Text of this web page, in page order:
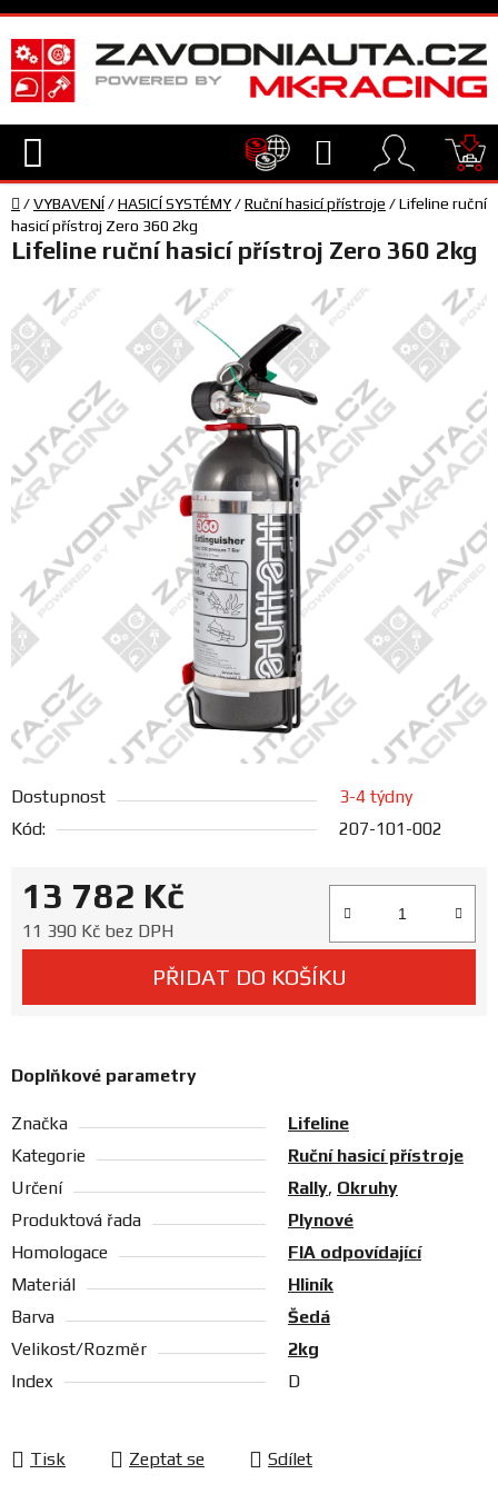
Přejít
na
obsah
Hledat
TECHNIKA
JEZDEC
TÝM
SERVIS
FANOUŠCI
Profil
firmy
Obchodní
podmínky
Doprava
Blog
Ceníky
a
katalogy
Domů
/VYBAVENÍ/HASICÍ SYSTÉMY/Ruční hasicí přístroje /Lifeline ruční
hasicí přístroj Zero 360 2kg
Dostupnost
3-4 týdny
Kód:
207-101-002
13 782 Kč
11 390 Kč bez DPH
PŘIDAT DO KOŠÍKU
Doplňkové parametry
Značka
Lifeline
Kategorie
Ruční hasicí přístroje
Určení
Rally, Okruhy
Produktová řada
Plynové
Homologace
FIA odpovídající
Materiál
Hliník
Barva
Šedá
Velikost/Rozměr
2kg
Index
D
Tisk Zeptat se Sdílet
Lifeline ruční hasicí přístroj Zero 360 2kg